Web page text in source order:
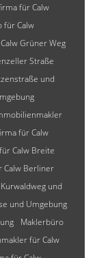
für Calw
für Calw
Grüner Weg
Straße
und
für Calw
Calw Breite
Calw Berliner
und
und Umgebung
Maklerbüro
für Calw